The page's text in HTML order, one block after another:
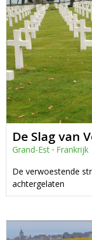
De Slag van
Grand-Est · Frankrijk
De verwoestende
achtergelaten